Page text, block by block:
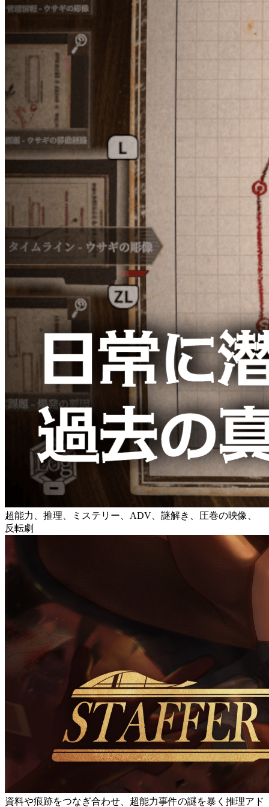
超能力、推理、ミステリー、ADV、謎解き、圧巻の映像、
反転劇
資料や痕跡をつなぎ合わせ、超能力事件の謎を暴く推理アド